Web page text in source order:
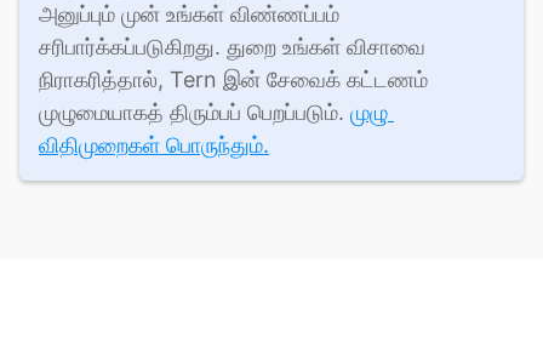
அனுப்பும் முன் உங்கள் விண்ணப்பம்
சரிபார்க்கப்படுகிறது. துறை உங்கள் விசாவை
நிராகரித்தால், Tern இன் சேவைக் கட்டணம்
முழுமையாகத் திரும்பப் பெறப்படும். முழு
விதிமுறைகள் பொருந்தும்.